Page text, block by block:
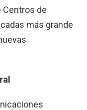
Centros de
más grande